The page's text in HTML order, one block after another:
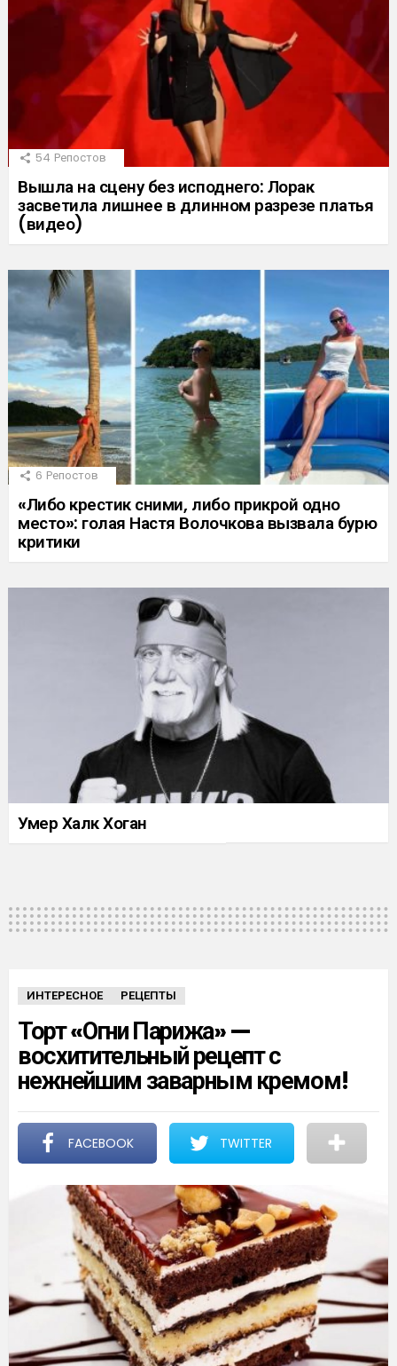
54 Репостов
Вышла на сцену без исподнего: Лорак
засветила лишнее в длинном разрезе платья
(видео)
6 Репостов
«Либо крестик сними, либо прикрой одно
место»: голая Настя Волочкова вызвала бурю
критики
Умер Халк Хоган
ИНТЕРЕСНОЕ РЕЦЕПТЫ
Торт «Огни Парижа» —
восхитительный рецепт с
нежнейшим заварным кремом!
FACEBOOK TWITTER